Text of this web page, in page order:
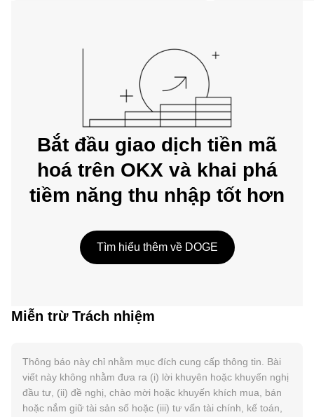
Bắt đầu giao dịch tiền mã
hoá trên OKX và khai phá
tiềm năng thu nhập tốt hơn
Tìm hiểu thêm về DOGE
Miễn trừ Trách nhiệm
Thông báo này chỉ nhằm mục đích cung cấp thông tin. Bài
viết này không nhằm đưa ra (i) lời khuyên hoặc khuyến nghị
đầu tư, (ii) đề nghị, chào mời hoặc khuyến khích mua, bán
hoặc nắm giữ tài sản số hoặc (iii) tư vấn tài chính, kế toán,